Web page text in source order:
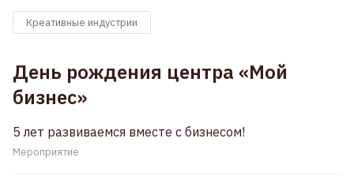
Креативные индустрии
День рождения центра «Мой
бизнес»
5 лет развиваемся вместе с бизнесом!
Мероприятие